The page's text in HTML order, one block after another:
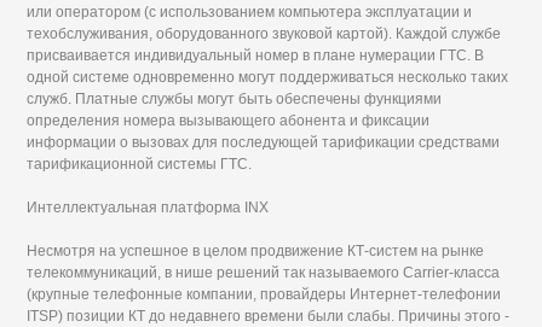
или оператором (с использованием компьютера эксплуатации и
техобслуживания, оборудованного звуковой картой). Каждой службе
присваивается индивидуальный номер в плане нумерации ГТС. В
одной системе одновременно могут поддерживаться несколько таких
служб. Платные службы могут быть обеспечены функциями
определения номера вызывающего абонента и фиксации
информации о вызовах для последующей тарификации средствами
тарификационной системы ГТС.
Интеллектуальная платформа INX
Несмотря на успешное в целом продвижение КТ-систем на рынке
телекоммуникаций, в нише решений так называемого Carrier-класса
(крупные телефонные компании, провайдеры Интернет-телефонии
ITSP) позиции КТ до недавнего времени были слабы. Причины этого -